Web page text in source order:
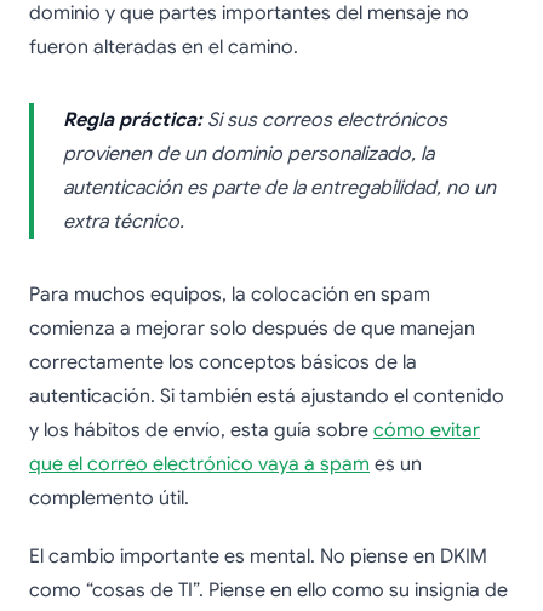
dominio y que partes importantes del mensaje no
fueron alteradas en el camino.
Regla práctica:Si sus correos electrónicos
provienen de un dominio personalizado, la
autenticación es parte de la entregabilidad, no un
extra técnico.
Para muchos equipos, la colocación en spam
comienza a mejorar solo después de que manejan
correctamente los conceptos básicos de la
autenticación. Si también está ajustando el contenido
y los hábitos de envío, esta guía sobre cómo evitar
que el correo electrónico vaya a spam es un
complemento útil.
El cambio importante es mental. No piense en DKIM
como “cosas de TI”. Piense en ello como su insignia de